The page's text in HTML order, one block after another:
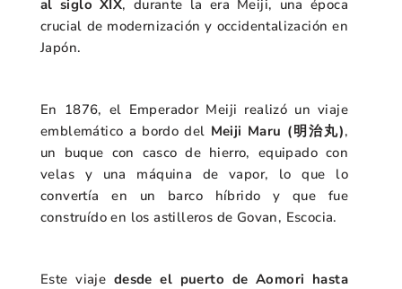
al siglo XIX, durante la era Meiji, una época
crucial de modernización y occidentalización en
Japón.
En 1876, el Emperador Meiji realizó un viaje
emblemático a bordo del Meiji Maru (明治丸),
un buque con casco de hierro, equipado con
velas y una máquina de vapor, lo que lo
convertía en un barco híbrido y que fue
construído en los astilleros de Govan, Escocia.
Este viaje desde el puerto de Aomori hasta